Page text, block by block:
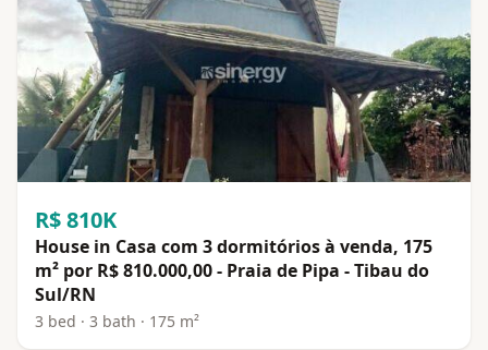
R$ 810K
House in Casa com 3 dormitórios à venda, 175
m² por R$ 810.000,00 - Praia de Pipa - Tibau do
Sul/RN
3 bed · 3 bath · 175 m²